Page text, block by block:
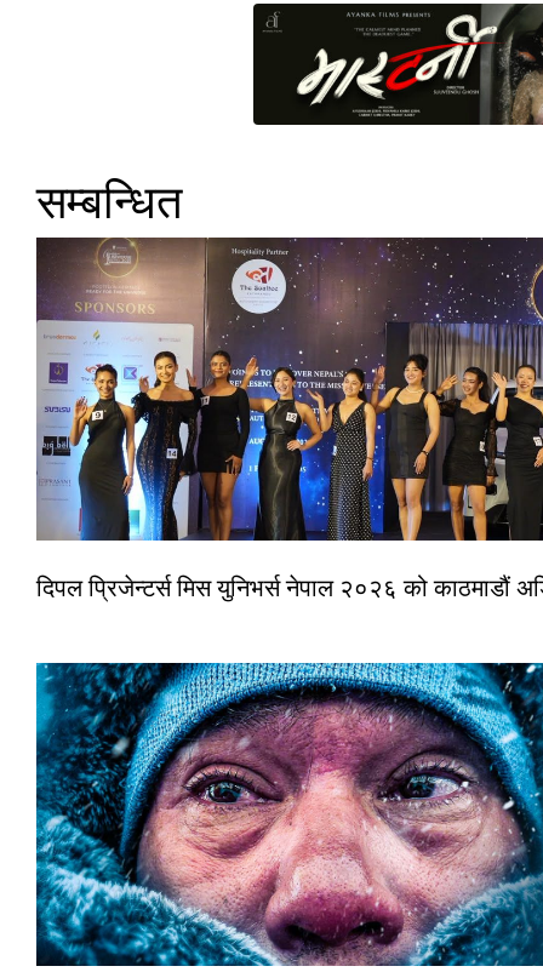
सम्बन्धित
दिपल प्रिजेन्टर्स मिस युनिभर्स नेपाल २०२६ को काठमाडौं